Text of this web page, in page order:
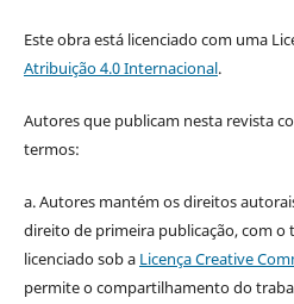
Este obra está licenciado com uma
Atribuição 4.0 Internacional.
Autores que publicam nesta revista
termos:
a. Autores mantém os direitos
direito de primeira publicação, com
licenciado sob a Licença Creative
permite o compartilhamento do